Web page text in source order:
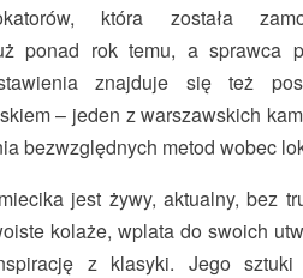
która została
ponad rok temu, a sprawca
znajduje się też
– jeden z warszawskich
bezwzględnych metod wobec
jest żywy, aktualny, bez
kolaże, wplata do swoich
z klasyki. Jego